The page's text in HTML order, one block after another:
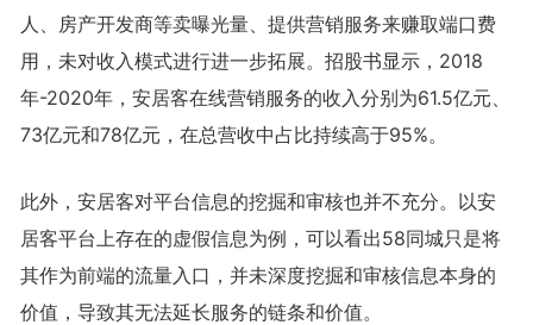
人、房产开发商等卖曝光量、提供营销服务来赚取端口费
用，未对收入模式进行进一步拓展。招股书显示，2018
年-2020年，安居客在线营销服务的收入分别为61.5亿元、
73亿元和78亿元，在总营收中占比持续高于95%。
此外，安居客对平台信息的挖掘和审核也并不充分。以安
居客平台上存在的虚假信息为例，可以看出58同城只是将
其作为前端的流量入口，并未深度挖掘和审核信息本身的
价值，导致其无法延长服务的链条和价值。